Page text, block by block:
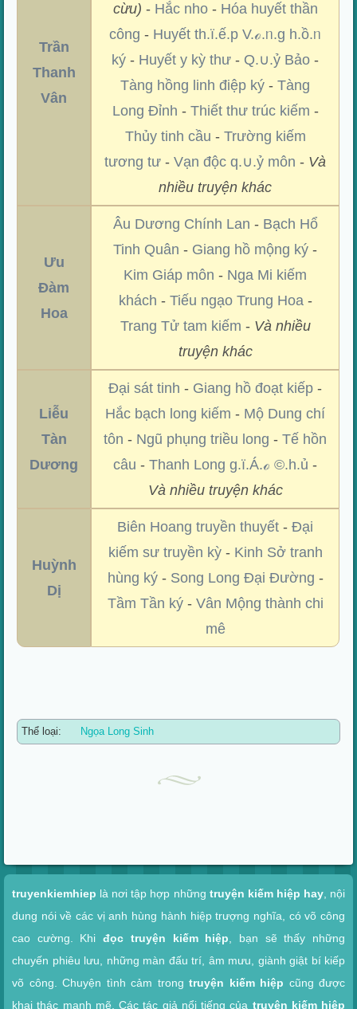
Trần
Thanh
Vân
cừu) - Hắc nho- Hóa huyết thần
công - Huyết th.ï.ế.p V.ℴ.ᥒ.g h.ồ.ᥒ
ký - Huyết y kỳ thư - Q.∪.ỷ Bảo -
Tàng hồng linh điệp ký -Tàng
Long Đỉnh - Thiết thư trúc kiếm -
Thủy tinh cầu - Trường kiếm
tương tư -Vạn độc q.∪.ỷ môn - Và
nhiều truyện khác
Ưu
Đàm
Hoa
Âu Dương Chính Lan - Bạch Hổ
Tinh Quân - Giang hồ mộng ký -
Kim Giáp môn - Nga Mi kiếm
khách - Tiếu ngạo Trung Hoa-
Trang Tử tam kiếm - Và nhiều
truyện khác
Liễu
Tàn
Dương
Đại sát tinh - Giang hồ đoạt kiếp -
Hắc bạch long kiếm - Mộ Dung chí
tôn - Ngũ phụng triều long -Tế hồn
câu -Thanh Long g.ï.Á.ℴ ©.h.ủ -
Và nhiều truyện khác
Huỳnh
Dị
Biên Hoang truyền thuyết -Đại
kiếm sư truyền kỳ- Kinh Sở tranh
hùng ký- Song Long Đại Đường -
Tầm Tần ký- Vân Mộng thành chi
mê
Thể loại: Ngọa Long Sinh
truyenkiemhiep là nơi tập hợp những truyện kiếm hiệp hay, nội
dung nói về các vị anh hùng hành hiệp trượng nghĩa, có võ công
cao cường. Khiđọc truyện kiếm hiệp , bạn sẽ thấy những
chuyến phiêu lưu, những màn đấu trí, âm mưu, giành giật bí kiếp
võ công. Chuyện tình cảm trong truyện kiếm hiệp cũng được
khai thác mạnh mẽ. Các tác giả nổi tiếng của truyện kiếm hiệp